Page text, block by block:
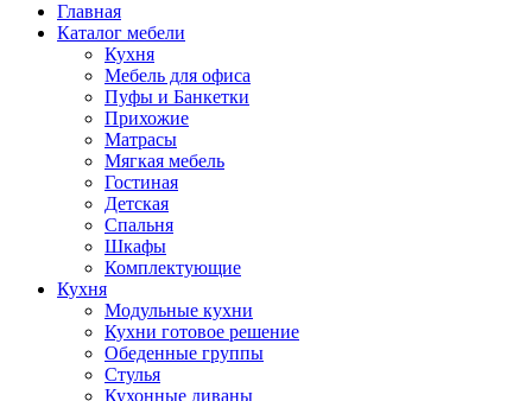
Главная
Каталог мебели
Кухня
Мебель для офиса
Пуфы и Банкетки
Прихожие
Матрасы
Мягкая мебель
Гостиная
Детская
Спальня
Шкафы
Комплектующие
Кухня
Модульные кухни
Кухни готовое решение
Обеденные группы
Стулья
Кухонные диваны